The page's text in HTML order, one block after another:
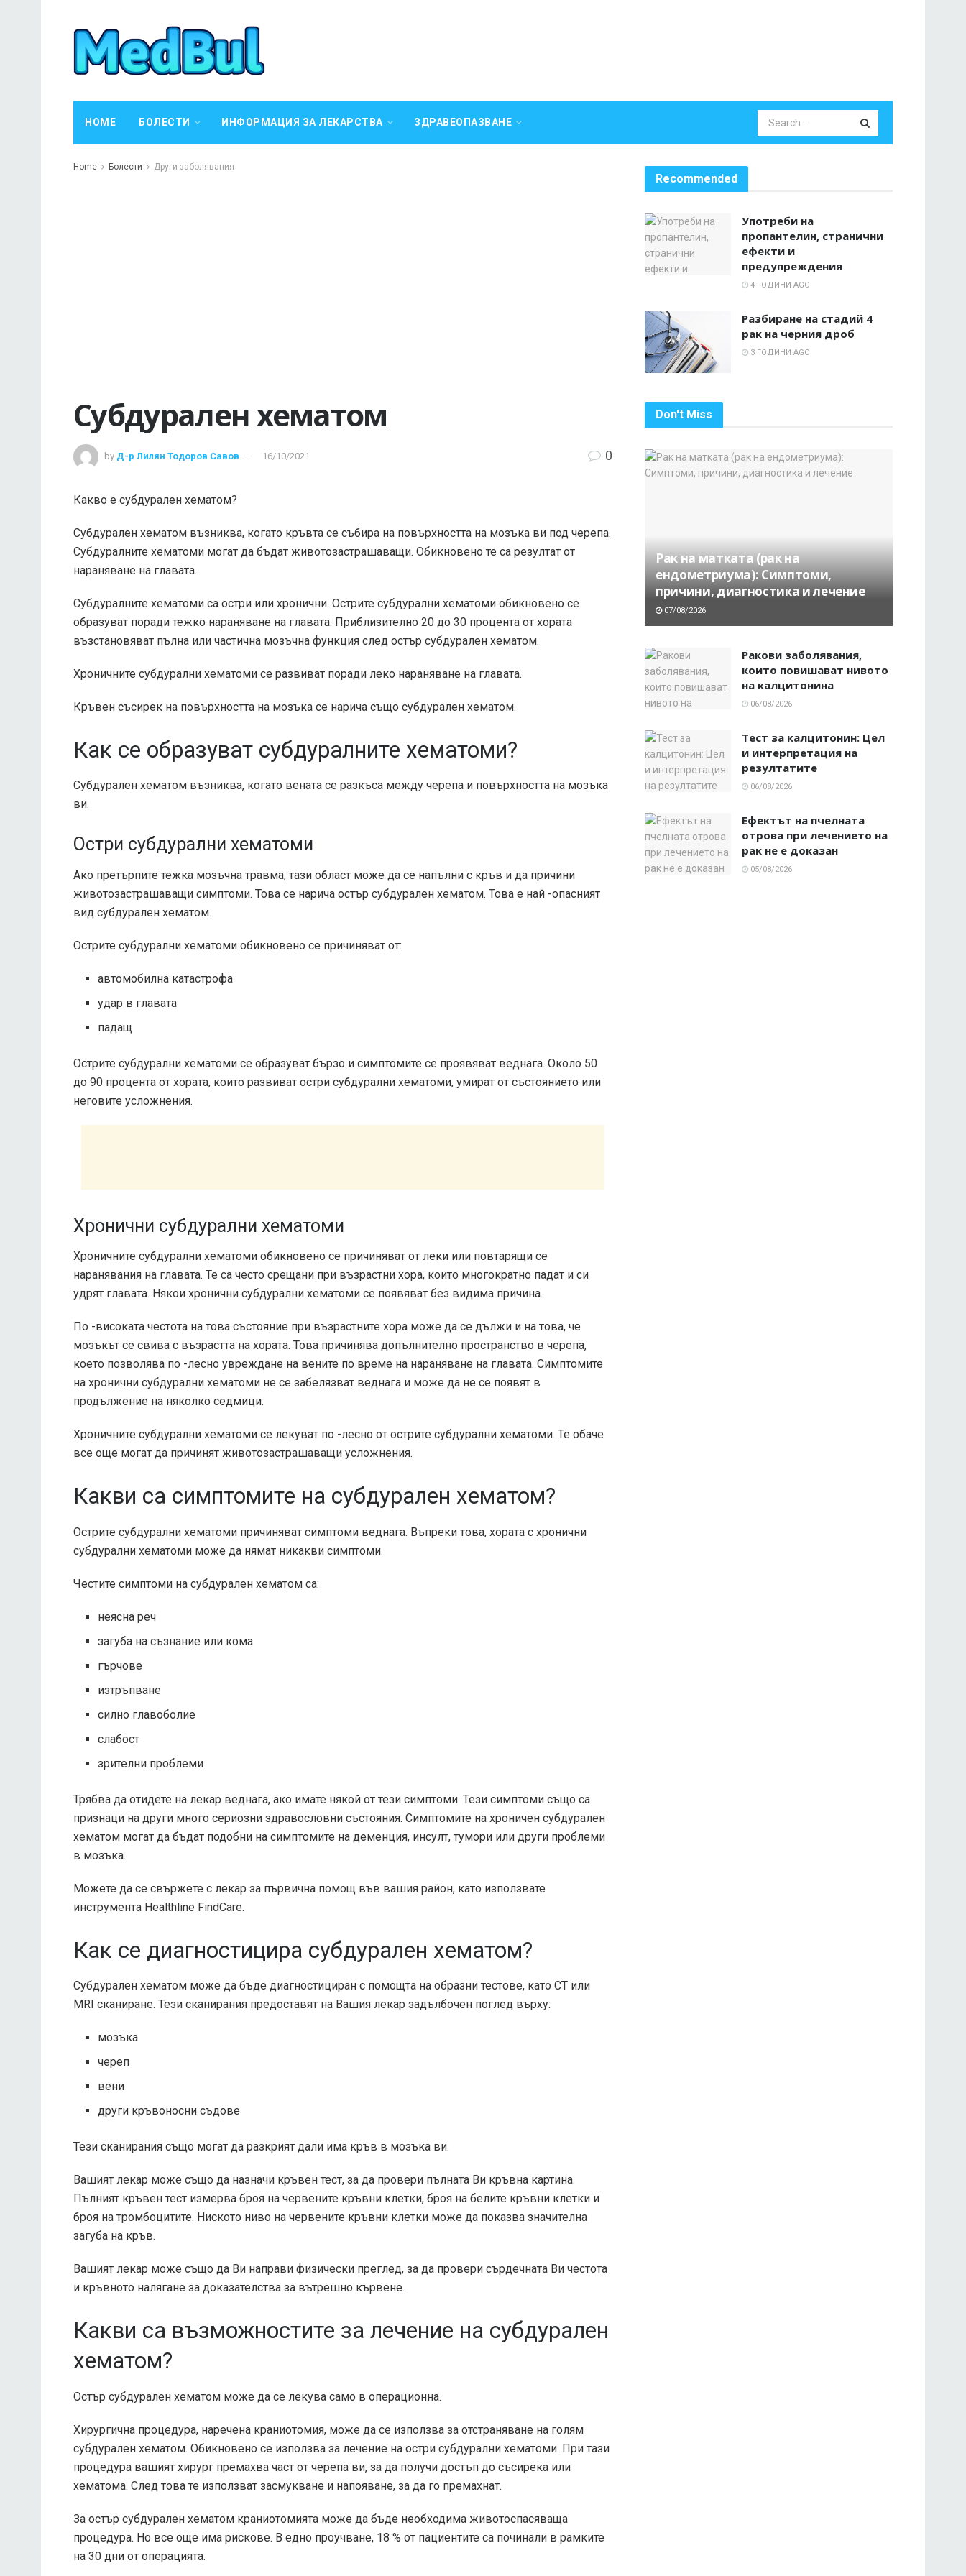
HOME БОЛЕСТИ ИНФОРМАЦИЯ ЗА ЛЕКАРСТВА ЗДРАВЕОПАЗВАНЕ
Home Болести Други заболявания
Субдурален хематом
by Д-р Лилян Тодоров Савов 16/10/2021 0
Какво е субдурален хематом?
Субдурален хематом възниква, когато кръвта се събира на повърхността на мозъка ви под черепа.
Субдуралните хематоми могат да бъдат животозастрашаващи. Обикновено те са резултат от
нараняване на главата.
Субдуралните хематоми са остри или хронични. Острите субдурални хематоми обикновено се
образуват поради тежко нараняване на главата. Приблизително 20 до 30 процента от хората
възстановяват пълна или частична мозъчна функция след остър субдурален хематом.
Хроничните субдурални хематоми се развиват поради леко нараняване на главата.
Кръвен съсирек на повърхността на мозъка се нарича също субдурален хематом.
Как се образуват субдуралните хематоми?
Субдурален хематом възниква, когато вената се разкъса между черепа и повърхността на мозъка
ви.
Остри субдурални хематоми
Ако претърпите тежка мозъчна травма, тази област може да се напълни с кръв и да причини
животозастрашаващи симптоми. Това се нарича остър субдурален хематом. Това е най -опасният
вид субдурален хематом.
Острите субдурални хематоми обикновено се причиняват от:
автомобилна катастрофа
удар в главата
падащ
Острите субдурални хематоми се образуват бързо и симптомите се проявяват веднага. Около 50
до 90 процента от хората, които развиват остри субдурални хематоми, умират от състоянието или
неговите усложнения.
Хронични субдурални хематоми
Хроничните субдурални хематоми обикновено се причиняват от леки или повтарящи се
наранявания на главата. Те са често срещани при възрастни хора, които многократно падат и си
удрят главата. Някои хронични субдурални хематоми се появяват без видима причина.
По -високата честота на това състояние при възрастните хора може да се дължи и на това, че
мозъкът се свива с възрастта на хората. Това причинява допълнително пространство в черепа,
което позволява по -лесно увреждане на вените по време на нараняване на главата. Симптомите
на хронични субдурални хематоми не се забелязват веднага и може да не се появят в
продължение на няколко седмици.
Хроничните субдурални хематоми се лекуват по -лесно от острите субдурални хематоми. Те обаче
все още могат да причинят животозастрашаващи усложнения.
Какви са симптомите на субдурален хематом?
Острите субдурални хематоми причиняват симптоми веднага. Въпреки това, хората с хронични
субдурални хематоми може да нямат никакви симптоми.
Честите симптоми на субдурален хематом са:
неясна реч
загуба на съзнание или кома
гърчове
изтръпване
силно главоболие
слабост
зрителни проблеми
Трябва да отидете на лекар веднага, ако имате някой от тези симптоми. Тези симптоми също са
признаци на други много сериозни здравословни състояния. Симптомите на хроничен субдурален
хематом могат да бъдат подобни на симптомите на деменция, инсулт, тумори или други проблеми
в мозъка.
Можете да се свържете с лекар за първична помощ във вашия район, като използвате
инструмента Healthline FindCare.
Как се диагностицира субдурален хематом?
Субдурален хематом може да бъде диагностициран с помощта на образни тестове, като CT или
MRI сканиране. Тези сканирания предоставят на Вашия лекар задълбочен поглед върху:
мозъка
череп
вени
други кръвоносни съдове
Тези сканирания също могат да разкрият дали има кръв в мозъка ви.
Вашият лекар може също да назначи кръвен тест, за да провери пълната Ви кръвна картина.
Пълният кръвен тест измерва броя на червените кръвни клетки, броя на белите кръвни клетки и
броя на тромбоцитите. Ниското ниво на червените кръвни клетки може да показва значителна
загуба на кръв.
Вашият лекар може също да Ви направи физически преглед, за да провери сърдечната Ви честота
и кръвното налягане за доказателства за вътрешно кървене.
Какви са възможностите за лечение на субдурален
хематом?
Остър субдурален хематом може да се лекува само в операционна.
Хирургична процедура, наречена краниотомия, може да се използва за отстраняване на голям
субдурален хематом. Обикновено се използва за лечение на остри субдурални хематоми. При тази
процедура вашият хирург премахва част от черепа ви, за да получи достъп до съсирека или
хематома. След това те използват засмукване и напояване, за да го премахнат.
За остър субдурален хематом краниотомията може да бъде необходима животоспасяваща
процедура. Но все още има рискове. В едно проучване, 18 % от пациентите са починали в рамките
на 30 дни от операцията.
Recommended
Употреби на
пропантелин, странични
ефекти и
предупреждения
4 ГОДИНИ AGO
Разбиране на стадий 4
рак на черния дроб
3 ГОДИНИ AGO
Don't Miss
Рак на матката (рак на
ендометриума): Симптоми,
причини, диагностика и лечение
07/08/2026
Ракови заболявания,
които повишават нивото
на калцитонина
06/08/2026
Тест за калцитонин: Цел
и интерпретация на
резултатите
06/08/2026
Ефектът на пчелната
отрова при лечението на
рак не е доказан
05/08/2026